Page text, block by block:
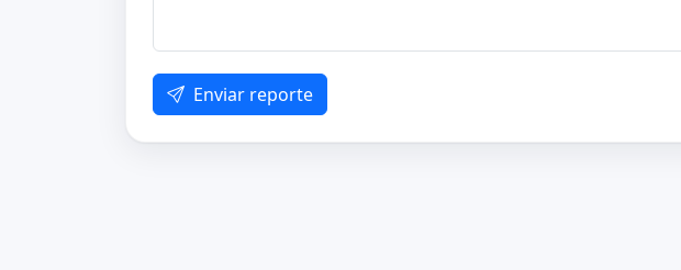
Enviar reporte